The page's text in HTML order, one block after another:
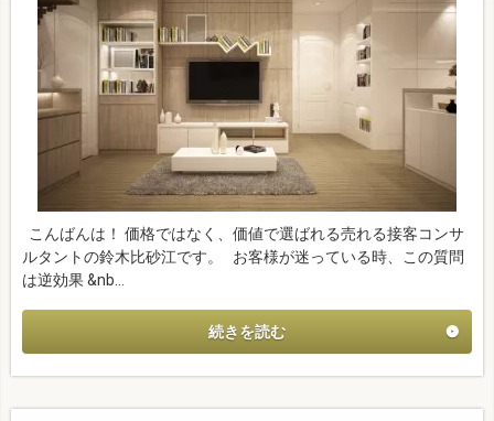
こんばんは！ 価格ではなく、価値で選ばれる売れる接客コンサ
ルタントの鈴木比砂江です。 お客様が迷っている時、この質問
は逆効果 &nb…
続きを読む